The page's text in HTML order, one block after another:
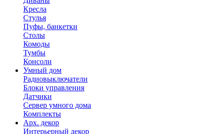
Кресла
Стулья
Пуфы, банкетки
Столы
Комоды
Тумбы
Консоли
Умный дом
Радиовыключатели
Блоки управления
Датчики
Сервер умного дома
Комплекты
Арх. декор
Интерьерный декор